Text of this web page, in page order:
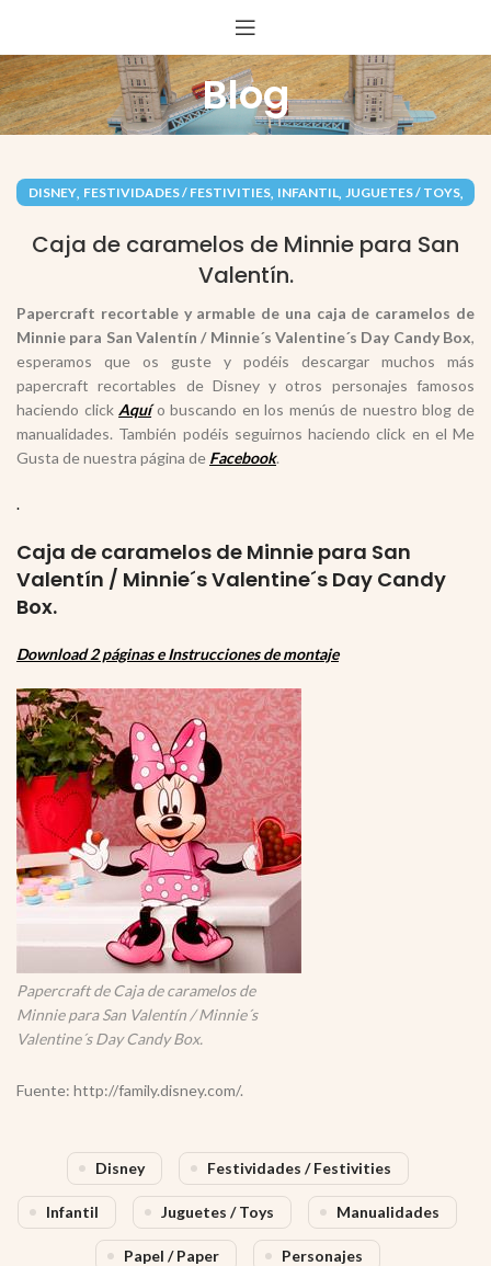
Blog
DISNEY, FESTIVIDADES / FESTIVITIES, INFANTIL, JUGUETES / TOYS,
Caja de caramelos de Minnie para San
Valentín.
Papercraft recortable y armable de una caja de caramelos de
Minnie para San Valentín/ Minnie´s Valentine´s Day Candy Box,
esperamos que os guste y podéis descargar muchos más
papercraft recortables de Disney y otros personajes famosos
haciendo click Aquío buscando en los menús de nuestro blog de
manualidades. También podéis seguirnos haciendo click en el Me
Gusta de nuestra página de Facebook.
.
Caja de caramelos de Minnie para San
Valentín / Minnie´s Valentine´s Day Candy
Box.
Download 2 páginas e Instrucciones de montaje
Papercraft de Caja de caramelos de
Minnie para San Valentín / Minnie´s
Valentine´s Day Candy Box.
Fuente: http://family.disney.com/.
Disney Festividades / Festivities
Infantil Juguetes / Toys Manualidades
Papel / Paper Personajes